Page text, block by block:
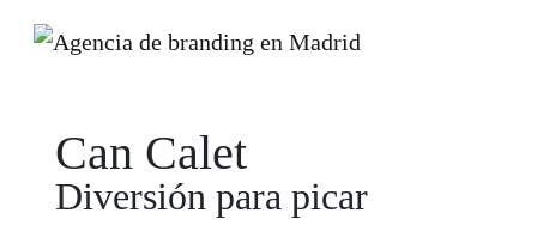
Can Calet
Diversión para picar